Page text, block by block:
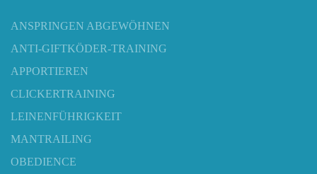
ANSPRINGEN ABGEWÖHNEN
ANTI-GIFTKÖDER-TRAINING
APPORTIEREN
CLICKERTRAINING
LEINENFÜHRIGKEIT
MANTRAILING
OBEDIENCE